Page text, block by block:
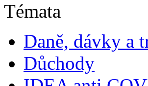
Témata
Daně, dávky a
Důchody